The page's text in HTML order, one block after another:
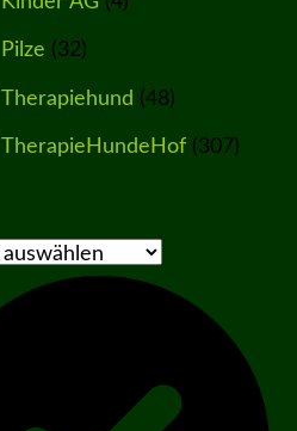
Pilze (32)
Therapiehund (48)
TherapieHundeHof (307)